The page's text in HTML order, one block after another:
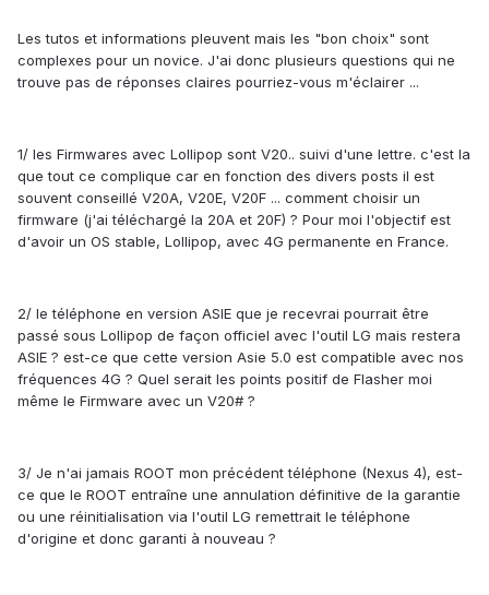
Les tutos et informations pleuvent mais les "bon choix" sont
complexes pour un novice. J'ai donc plusieurs questions qui ne
trouve pas de réponses claires pourriez-vous m'éclairer ...
1/ les Firmwares avec Lollipop sont V20.. suivi d'une lettre. c'est la
que tout ce complique car en fonction des divers posts il est
souvent conseillé V20A, V20E, V20F ... comment choisir un
firmware (j'ai téléchargé la 20A et 20F) ? Pour moi l'objectif est
d'avoir un OS stable, Lollipop, avec 4G permanente en France.
2/ le téléphone en version ASIE que je recevrai pourrait être
passé sous Lollipop de façon officiel avec l'outil LG mais restera
ASIE ? est-ce que cette version Asie 5.0 est compatible avec nos
fréquences 4G ? Quel serait les points positif de Flasher moi
même le Firmware avec un V20# ?
3/ Je n'ai jamais ROOT mon précédent téléphone (Nexus 4), est-
ce que le ROOT entraîne une annulation définitive de la garantie
ou une réinitialisation via l'outil LG remettrait le téléphone
d'origine et donc garanti à nouveau ?